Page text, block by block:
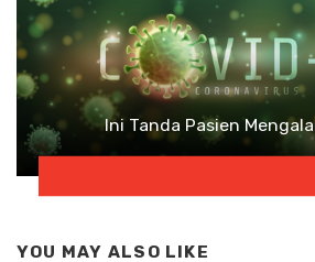
Ini Tanda Pasien
YOU MAY ALSO LIKE